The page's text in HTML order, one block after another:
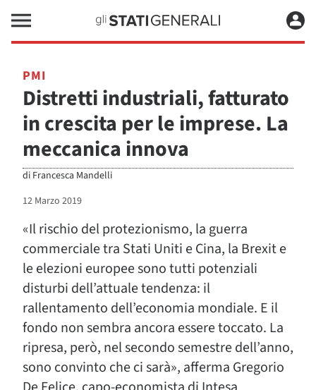
PMI
Distretti industriali, fatturato
in crescita per le imprese. La
meccanica innova
di Francesca Mandelli
12 Marzo 2019
«Il rischio del protezionismo, la guerra
commerciale tra Stati Uniti e Cina, la Brexit e
le elezioni europee sono tutti potenziali
disturbi dell’attuale tendenza: il
rallentamento dell’economia mondiale. E il
fondo non sembra ancora essere toccato. La
ripresa, però, nel secondo semestre dell’anno,
sono convinto che ci sarà», afferma Gregorio